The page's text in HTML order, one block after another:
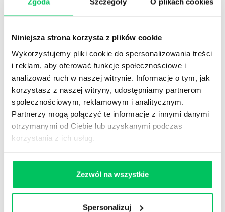
Niniejsza strona korzysta z plików cookie
Wykorzystujemy pliki cookie do spersonalizowania treści
i reklam, aby oferować funkcje społecznościowe i
analizować ruch w naszej witrynie. Informacje o tym, jak
korzystasz z naszej witryny, udostępniamy partnerom
społecznościowym, reklamowym i analitycznym.
Partnerzy mogą połączyć te informacje z innymi danymi
otrzymanymi od Ciebie lub uzyskanymi podczas
korzystania z ich usług.
Zezwól na wszystkie
Spersonalizuj
EFEKTYWNA KOMUNIKACJA -
PRAKTYCZNY WARSZTAT KOMUNIKACJI
BIZNESOWYCH
podstaw większości czynności wykonywanych przez
menedżerów, specjalistów i sprzedawców. Szkolenie z
komunikacji to zestaw praktycznych, skutecznych
narzędzi, które łatwo wdrożyć do swojej pracy.
Serdecznie zapraszamy na trening komunikacji
interpersonalnej!
Zainteresowany szkoleniem lub doradztwem z tego